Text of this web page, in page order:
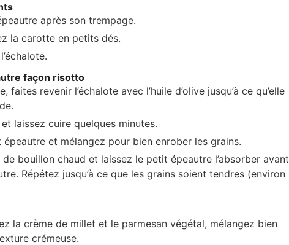
après son trempage.
la carotte en petits dés.
façon risotto
faites revenir l’échalote avec l’huile d’olive jusqu’à ce qu’elle
laissez cuire quelques minutes.
et mélangez pour bien enrober les grains.
de bouillon chaud et laissez le petit épeautre l’absorber avant
Répétez jusqu’à ce que les grains soient tendres (environ
la crème de millet et le parmesan végétal, mélangez bien
crémeuse.